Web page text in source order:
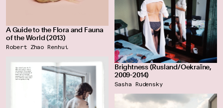
A Guide to the Flora and Fauna
of the World (2013)
Robert Zhao Renhui
Brightness (Rusland/Oekraïne,
2009-2014)
Sasha Rudensky